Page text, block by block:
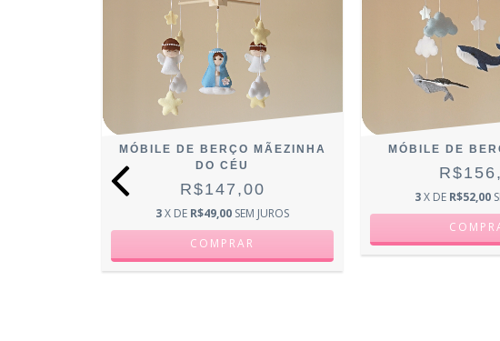
MÓBILE DE BERÇO MÃEZINHA
DO CÉU
R$147,00
3X DE R$49,00 SEM JUROS
MÓBILE DE
3X DE R$52,00